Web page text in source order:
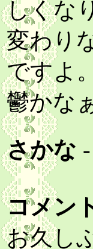
しくな
変わり
ですよ
鬱かな
さかな
コメン
お久し